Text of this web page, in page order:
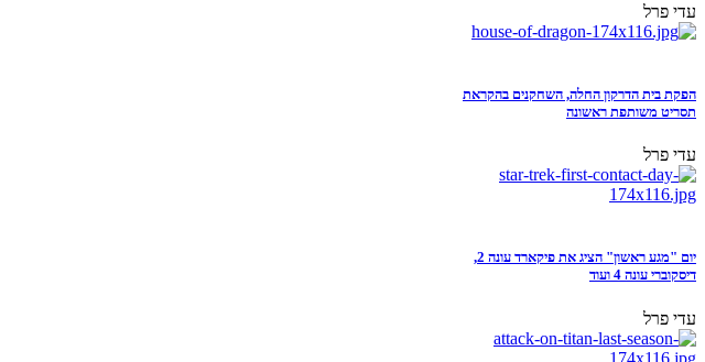
עדי פרל
הפקת בית הדרקון החלה, השחקנים בהקראת
תסריט משותפת ראשונה
עדי פרל
יום "מגע ראשון" הציג את פיקארד עונה 2,
דיסקוברי עונה 4 ועוד
עדי פרל